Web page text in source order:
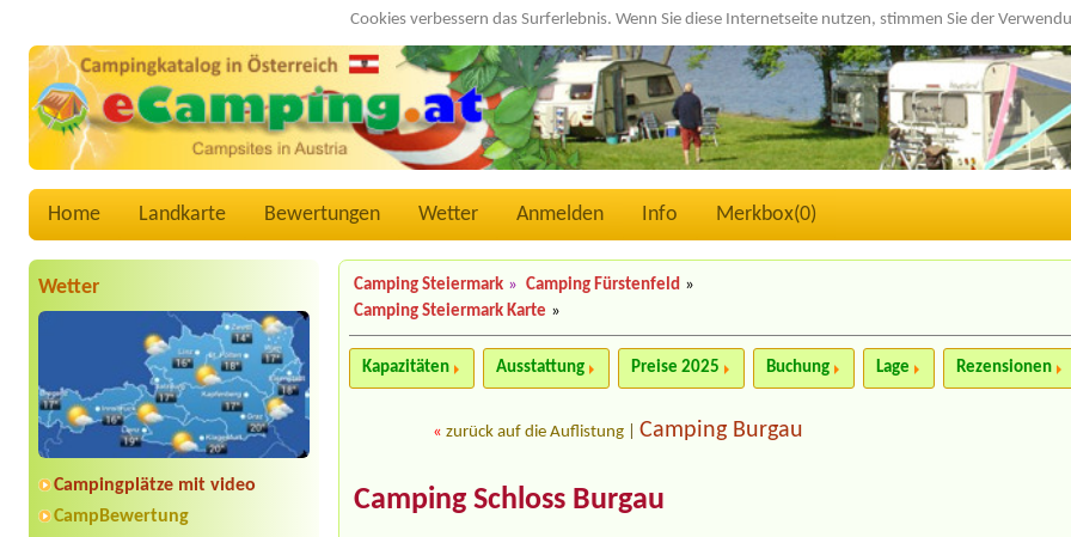
Cookies verbessern das Surferlebnis. Wenn Sie diese Internetseite nutzen, stimmen Sie der
Home Landkarte Bewertungen Wetter Anmelden Info Merkbox(0)
Wetter
Campingplätze mit video
CampBewertung
Camping Steiermark » Camping Fürstenfeld »
Camping Steiermark Karte »
Kapazitäten Ausstattung Preise 2025 Buchung Lage Rezensionen
«zurück auf die Auflistung |Camping Burgau
Camping Schloss Burgau